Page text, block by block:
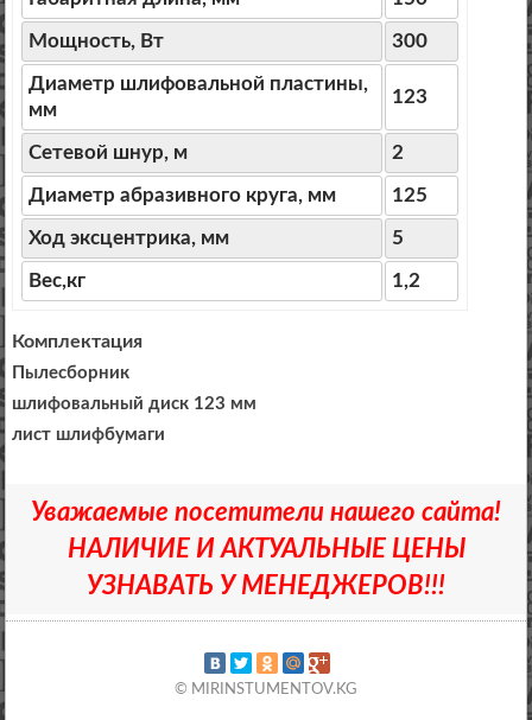
Мощность, Вт 300
Диаметр шлифовальной пластины,
мм
123
Сетевой шнур, м 2
Диаметр абразивного круга, мм 125
Ход эксцентрика, мм 5
Вес,кг 1,2
Комплектация
Пылесборник
шлифовальный диск 123 мм
лист шлифбумаги
Уважаемые посетители нашего сайта!
НАЛИЧИЕ И АКТУАЛЬНЫЕ ЦЕНЫ
УЗНАВАТЬ У МЕНЕДЖЕРОВ!!!
© MIRINSTUMENTOV.KG